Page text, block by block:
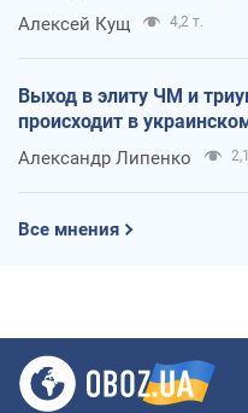
Алексей Кущ 4,2 т.
Выход в элиту ЧМ и
происходит в
Александр Липенко
Все мнения